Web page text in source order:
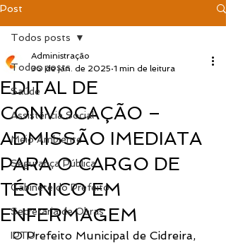
Post
Todos posts
Saúde
Assistência Social
Meio Ambiente
Segurança Pública
Gabinete do Prefeito
Secretaria de Obras
IPTU
Todos posts
EDITAL DE
CONVOCAÇÃO –
ADMISSÃO IMEDIATA
PARA O CARGO DE
TÉCNICO EM
ENFERMAGEM
Administração
30 de jan. de 2025 1 min de leitura
O Prefeito Municipal de Cidreira,